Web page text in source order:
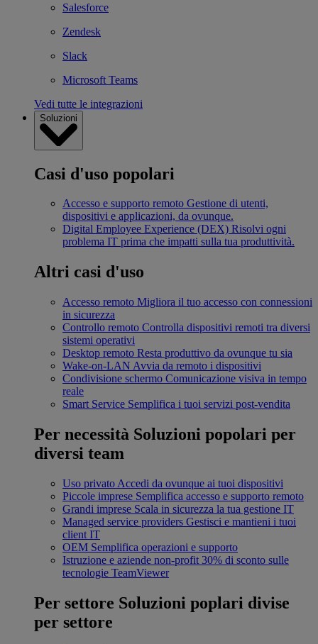
Salesforce
Zendesk
Slack
Microsoft Teams
Vedi tutte le integrazioni
Soluzioni
Casi d'uso popolari
Accesso e supporto remoto Gestione di utenti,
dispositivi e applicazioni, da ovunque.
Digital Employee Experience (DEX) Risolvi ogni
problema IT prima che impatti sulla tua produttività.
Altri casi d'uso
Accesso remoto Migliora il tuo accesso con connessioni
in sicurezza
Controllo remoto Controlla dispositivi remoti tra diversi
sistemi operativi
Desktop remoto Resta produttivo da ovunque tu sia
Wake-on-LAN Avvia da remoto i dispositivi
Condivisione schermo Comunicazione visiva in tempo
reale
Smart Service Semplifica i tuoi servizi post-vendita
Per necessità Soluzioni popolari per
diversi team
Uso privato Accedi da ovunque ai tuoi dispositivi
Piccole imprese Semplifica accesso e supporto remoto
Grandi imprese Scala in sicurezza la tua gestione IT
Managed service providers Gestisci e mantieni i tuoi
client IT
OEM Semplifica operazioni e supporto
Istruzione e aziende non-profit 30% di sconto sulle
tecnologie TeamViewer
Per settore Soluzioni poplari divise
per settore